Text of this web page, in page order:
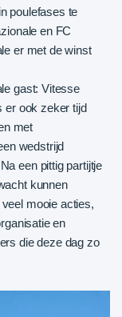
poulefases te
en FC
er met de winst
gast: Vitesse
er ook zeker tijd
met
wedstrijd
een pittig partijtje
kunnen
mooie acties,
en
die deze dag zo